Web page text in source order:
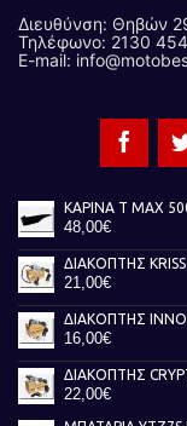
Διευθύνση: Θηβών
Τηλέφωνο: 2130
E-mail:
48,00€
21,00€
16,00€
22,00€